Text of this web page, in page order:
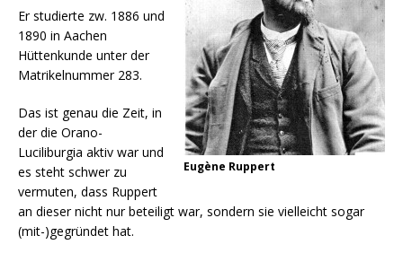
Eugène Ruppert
Er studierte zw. 1886 und
1890 in Aachen
Hüttenkunde unter der
Matrikelnummer 283.
Das ist genau die Zeit, in
der die Orano-
Luciliburgia aktiv war und
es steht schwer zu
vermuten, dass Ruppert
an dieser nicht nur beteiligt war, sondern sie vielleicht sogar
(mit-)gegründet hat.